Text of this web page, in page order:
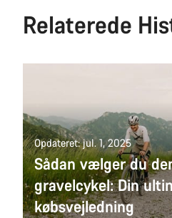
Relaterede
Opdateret: jul. 1, 2025
Sådan vælger du
gravelcykel: Din
købsvejledning